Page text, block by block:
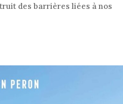
des barrières liées à nos